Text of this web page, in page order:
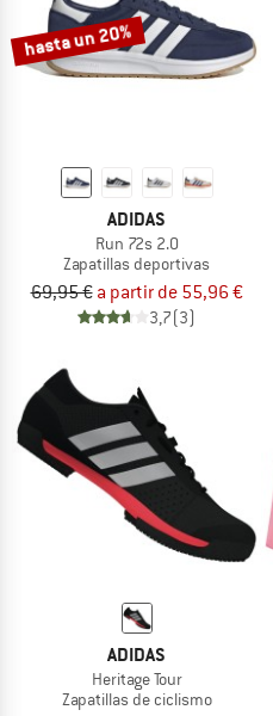
hasta un 20%
ADIDAS
Run 72s 2.0
Zapatillas deportivas
69,95 € a partir de 55,96 €
3,7(3)
ADIDAS
Heritage Tour
Zapatillas de ciclismo